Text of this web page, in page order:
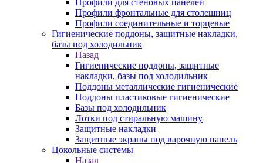
Профили для стеновых панелей
Профили фронтальные для столешниц
Профили соединительные и торцевые
Гигиенические поддоны, защитные накладки,
базы под холодильник
Назад
Гигиенические поддоны, защитные
накладки, базы под холодильник
Поддоны металлические гигиенические
Поддоны пластиковые гигиенические
Базы под холодильник
Лотки под стиральную машину
Защитные накладки
Защитные экраны под варочную панель
Цокольные системы
Назад